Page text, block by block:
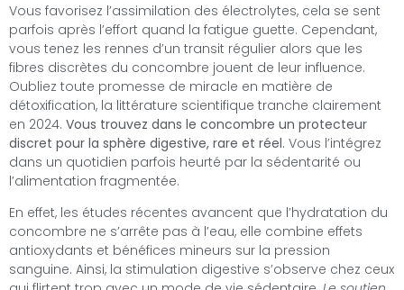
Vous favorisez l’assimilation des électrolytes, cela se sent
parfois après l’effort quand la fatigue guette. Cependant,
vous tenez les rennes d’un transit régulier alors que les
fibres discrètes du concombre jouent de leur influence.
Oubliez toute promesse de miracle en matière de
détoxification, la littérature scientifique tranche clairement
en 2024. Vous trouvez dans le concombre un protecteur
discret pour la sphère digestive, rare et réel. Vous l’intégrez
dans un quotidien parfois heurté par la sédentarité ou
l’alimentation fragmentée.
En effet, les études récentes avancent que l’hydratation du
concombre ne s’arrête pas à l’eau, elle combine effets
antioxydants et bénéfices mineurs sur la pression
sanguine. Ainsi, la stimulation digestive s’observe chez ceux